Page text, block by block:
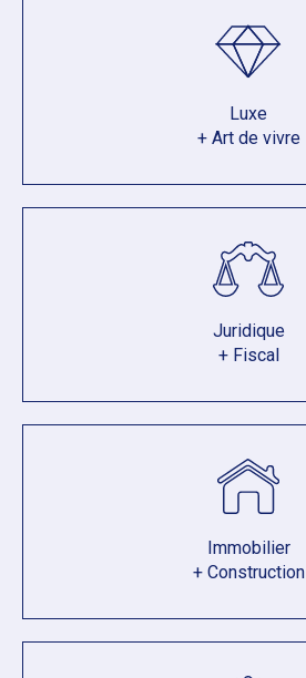
Luxe
+ Art de vivre
Juridique
+ Fiscal
Immobilier
+ Construction